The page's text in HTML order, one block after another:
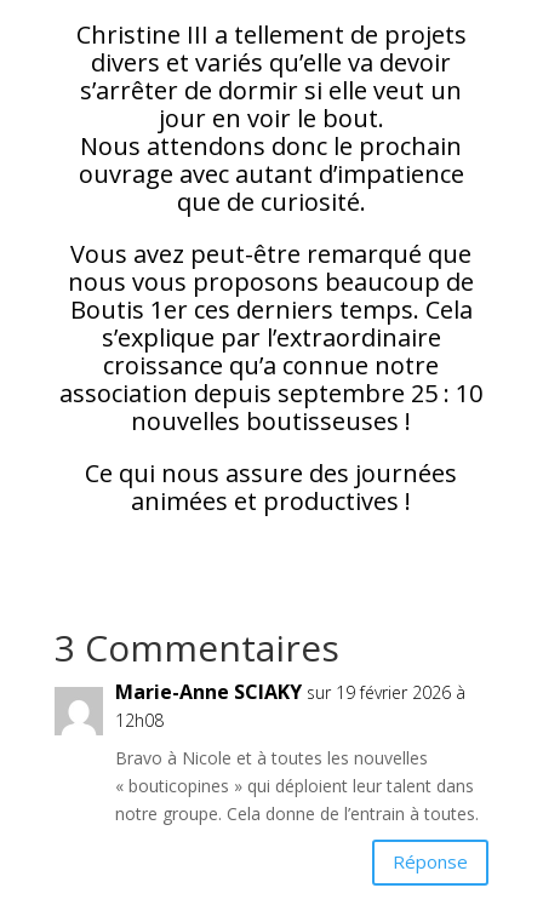
Christine III a tellement de projets
divers et variés qu’elle va devoir
s’arrêter de dormir si elle veut un
jour en voir le bout.
Nous attendons donc le prochain
ouvrage avec autant d’impatience
que de curiosité.
Vous avez peut-être remarqué que
nous vous proposons beaucoup de
Boutis 1er ces derniers temps. Cela
s’explique par l’extraordinaire
croissance qu’a connue notre
association depuis septembre 25 : 10
nouvelles boutisseuses !
Ce qui nous assure des journées
animées et productives !
3 Commentaires
Marie-Anne SCIAKY sur 19 février 2026 à
12h08
Bravo à Nicole et à toutes les nouvelles
« bouticopines » qui déploient leur talent dans
notre groupe. Cela donne de l’entrain à toutes.
Réponse